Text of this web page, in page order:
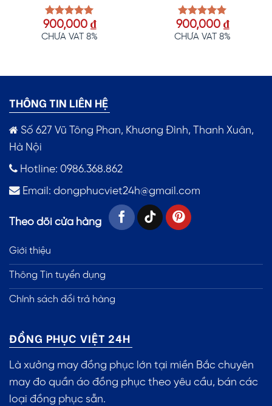
Được xếp
hạng5.00
900,000 ₫
CHƯA VAT 8%
Được xếp
hạng5.00
900,000 ₫
CHƯA VAT 8%
THÔNG TIN LIÊN HỆ
Số 627 Vũ Tông Phan, Khương Đình, Thanh Xuân,
Hà Nội
Hotline: 0986.368.862
Email: dongphucviet24h@gmail.com
Theo dõi cửa hàng
Giới thiệu
Thông Tin tuyển dụng
Chính sách đổi trả hàng
ĐỒNG PHỤC VIỆT 24H
Là xưởng may đồng phục lớn tại miền Bắc chuyên
may đo quần áo đồng phục theo yêu cầu, bán các
loại đồng phục sẵn.